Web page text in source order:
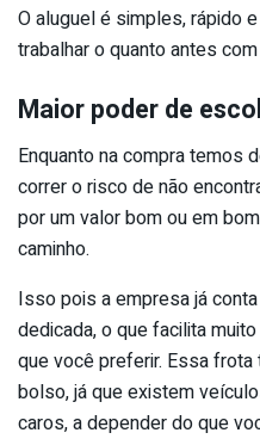
O aluguel é simples, rápido
trabalhar o quanto antes
Maior poder de
Enquanto na compra temos
correr o risco de não
por um valor bom ou em
caminho.
Isso pois a empresa já
dedicada, o que facilita
que você preferir. Essa
bolso, já que existem
caros, a depender do que